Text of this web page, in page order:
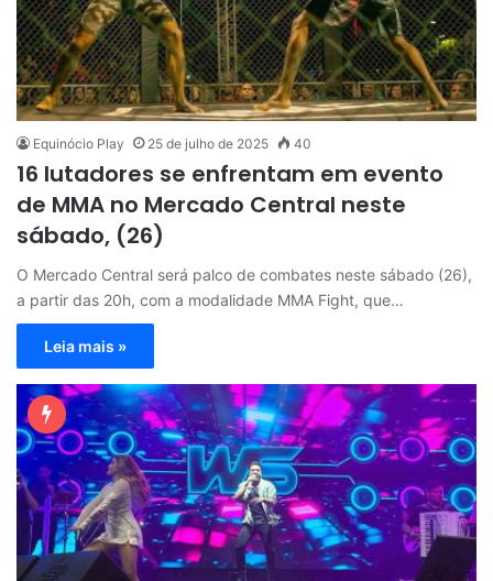
Equinócio Play 25 de julho de 2025 40
16 lutadores se enfrentam em evento
de MMA no Mercado Central neste
sábado, (26)
O Mercado Central será palco de combates neste sábado (26),
a partir das 20h, com a modalidade MMA Fight, que…
Leia mais »